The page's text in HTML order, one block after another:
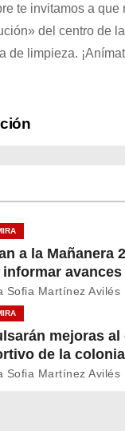
te invitamos a
del centro de
de limpieza.
a la Mañanera
informar avances
de Altamira
Sofia Martínez Avilés
mejoras al
de la
Sofia Martínez Avilés